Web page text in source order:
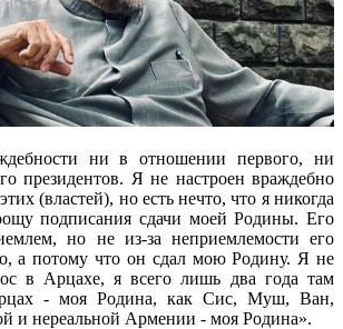
ни в отношении первого, ни
президентов. Я не настроен враждебно
(властей), но есть нечто, что я никогда
подписания сдачи моей Родины. Его
но не из-за неприемлемости его
а потому что он сдал мою Родину. Я не
в Арцахе, я всего лишь два года там
- моя Родина, как Сис, Муш, Ван,
и нереальной Армении - моя Родина».